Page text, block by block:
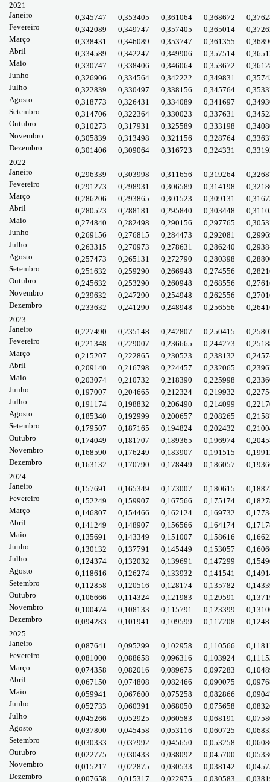
2021
Janeiro
0,345747 0,353405 0,361064 0,368672
Fevereiro
0,342089 0,349747 0,357405 0,365014
Março
0,338431 0,346089 0,353747 0,361355
Abril
0,334589 0,342247 0,349906 0,357514
Maio
0,330747 0,338406 0,346064 0,353672
Junho
0,326906 0,334564 0,342222 0,349831
Julho
0,322839 0,330497 0,338156 0,345764
Agosto
0,318773 0,326431 0,334089 0,341697
Setembro
0,314706 0,322364 0,330023 0,337631
Outubro
0,310273 0,317931 0,325589 0,333198
Novembro
0,305839 0,313498 0,321156 0,328764
Dezembro
0,301406 0,309064 0,316723 0,324331
2022
Janeiro
0,296339 0,303998 0,311656 0,319264
Fevereiro
0,291273 0,298931 0,306589 0,314198
Março
0,286206 0,293865 0,301523 0,309131
Abril
0,280523 0,288181 0,295840 0,303448
Maio
0,274840 0,282498 0,290156 0,297765
Junho
0,269156 0,276815 0,284473 0,292081
Julho
0,263315 0,270973 0,278631 0,286240
Agosto
0,257473 0,265131 0,272790 0,280398
Setembro
0,251632 0,259290 0,266948 0,274556
Outubro
0,245632 0,253290 0,260948 0,268556
Novembro
0,239632 0,247290 0,254948 0,262556
Dezembro
0,233632 0,241290 0,248948 0,256556
2023
Janeiro
0,227490 0,235148 0,242807 0,250415
Fevereiro
0,221348 0,229007 0,236665 0,244273
Março
0,215207 0,222865 0,230523 0,238132
Abril
0,209140 0,216798 0,224457 0,232065
Maio
0,203074 0,210732 0,218390 0,225998
Junho
0,197007 0,204665 0,212324 0,219932
Julho
0,191174 0,198832 0,206490 0,214099
Agosto
0,185340 0,192999 0,200657 0,208265
Setembro
0,179507 0,187165 0,194824 0,202432
Outubro
0,174049 0,181707 0,189365 0,196974
Novembro
0,168590 0,176249 0,183907 0,191515
Dezembro
0,163132 0,170790 0,178449 0,186057
2024
Janeiro
0,157691 0,165349 0,173007 0,180615
Fevereiro
0,152249 0,159907 0,167566 0,175174
Março
0,146807 0,154466 0,162124 0,169732
Abril
0,141249 0,148907 0,156566 0,164174
Maio
0,135691 0,143349 0,151007 0,158616
Junho
0,130132 0,137791 0,145449 0,153057
Julho
0,124374 0,132032 0,139691 0,147299
Agosto
0,118616 0,126274 0,133932 0,141541
Setembro
0,112858 0,120516 0,128174 0,135782
Outubro
0,106666 0,114324 0,121983 0,129591
Novembro
0,100474 0,108133 0,115791 0,123399
Dezembro
0,094283 0,101941 0,109599 0,117208
2025
Janeiro
0,087641 0,095299 0,102958 0,110566
Fevereiro
0,081000 0,088658 0,096316 0,103924
Março
0,074358 0,082016 0,089675 0,097283
Abril
0,067150 0,074808 0,082466 0,090075
Maio
0,059941 0,067600 0,075258 0,082866
Junho
0,052733 0,060391 0,068050 0,075658
Julho
0,045266 0,052925 0,060583 0,068191
Agosto
0,037800 0,045458 0,053116 0,060725
Setembro
0,030333 0,037992 0,045650 0,053258
Outubro
0,022775 0,030433 0,038092 0,045700
Novembro
0,015217 0,022875 0,030533 0,038142
Dezembro
0,007658 0,015317 0,022975 0,030583